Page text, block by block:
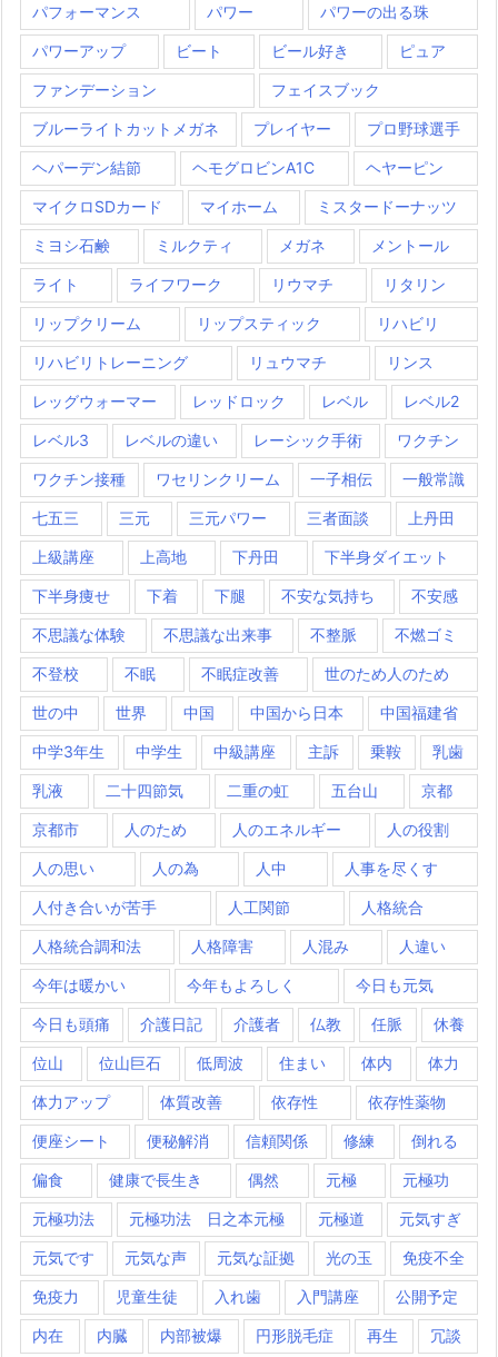
パフォーマンス パワー パワーの出る珠
パワーアップ ビート ビール好き ピュア
ファンデーション フェイスブック
ブルーライトカットメガネ プレイヤー プロ野球選手
ヘパーデン結節 ヘモグロビンA1C ヘヤーピン
マイクロSDカード マイホーム ミスタードーナッツ
ミヨシ石鹸 ミルクティ メガネ メントール
ライト ライフワーク リウマチ リタリン
リップクリーム リップスティック リハビリ
リハビリトレーニング リュウマチ リンス
レッグウォーマー レッドロック レベル レベル2
レベル3 レベルの違い レーシック手術 ワクチン
ワクチン接種 ワセリンクリーム 一子相伝 一般常識
七五三 三元 三元パワー 三者面談 上丹田
上級講座 上高地 下丹田 下半身ダイエット
下半身痩せ 下着 下腿 不安な気持ち 不安感
不思議な体験 不思議な出来事 不整脈 不燃ゴミ
不登校 不眠 不眠症改善 世のため人のため
世の中 世界 中国 中国から日本 中国福建省
中学3年生 中学生 中級講座 主訴 乗鞍 乳歯
乳液 二十四節気 二重の虹 五台山 京都
京都市 人のため 人のエネルギー 人の役割
人の思い 人の為 人中 人事を尽くす
人付き合いが苦手 人工関節 人格統合
人格統合調和法 人格障害 人混み 人違い
今年は暖かい 今年もよろしく 今日も元気
今日も頭痛 介護日記 介護者 仏教 任脈 休養
位山 位山巨石 低周波 住まい 体内 体力
体力アップ 体質改善 依存性 依存性薬物
便座シート 便秘解消 信頼関係 修練 倒れる
偏食 健康で長生き 偶然 元極 元極功
元極功法 元極功法 日之本元極 元極道 元気すぎ
元気です 元気な声 元気な証拠 光の玉 免疫不全
免疫力 児童生徒 入れ歯 入門講座 公開予定
内在 内臓 内部被爆 円形脱毛症 再生 冗談